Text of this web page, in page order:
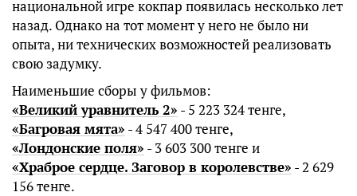
национальной игре кокпар появилась несколько лет
назад. Однако на тот момент у него не было ни
опыта, ни технических возможностей реализовать
свою задумку.
Наименьшие сборы у фильмов:
«Великий уравнитель 2» - 5 223 324 тенге,
«Багровая мята» - 4 547 400 тенге,
«Лондонские поля» - 3 603 300 тенге и
«Храброе сердце. Заговор в королевстве» - 2 629
156 тенге.